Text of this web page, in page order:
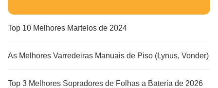
Top 10 Melhores Martelos de 2024
As Melhores Varredeiras Manuais de Piso (Lynus, Vonder)
Top 3 Melhores Sopradores de Folhas a Bateria de 2026